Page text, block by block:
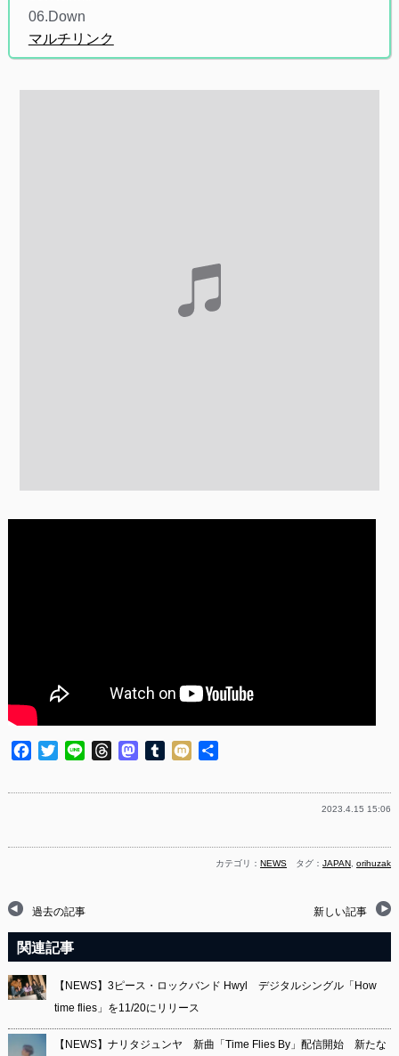
06.Down
マルチリンク
Facebook
TwitterLine ThreadsMastodon
Tumblr
Mixi
2023.4.15 15:06
カテゴリ：NEWS タグ：JAPAN ,orihuzak
過去の記事 新しい記事
関連記事
【NEWS】3ピース・ロックバンド Hwyl デジタルシングル「How
time flies」を11/20にリリース
【NEWS】ナリタジュンヤ 新曲「Time Flies By」配信開始 新たな